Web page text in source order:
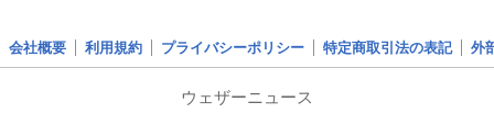
会社概要 利用規約 プライバシーポリシー 特定商取引法の表記 外
ウェザーニュース